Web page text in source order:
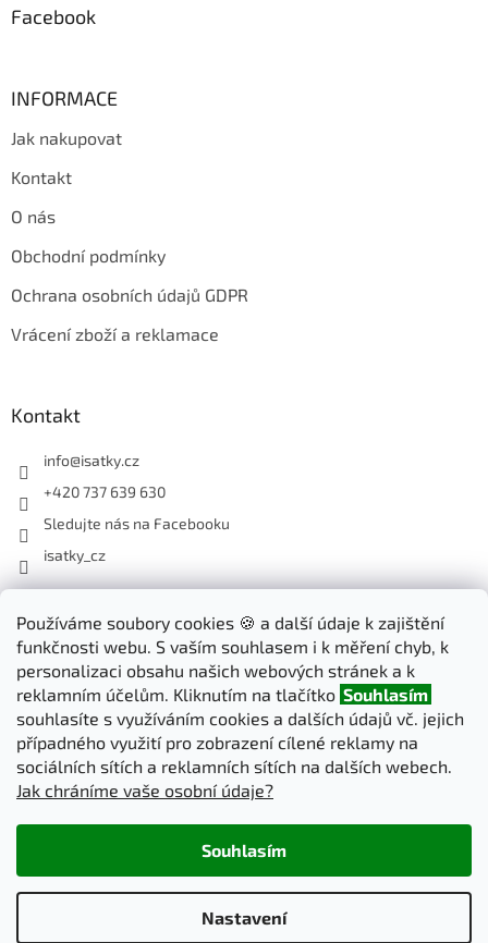
Používáme soubory cookies 🍪 a další údaje k zajištění
funkčnosti webu. S vaším souhlasem i k měření chyb, k
personalizaci obsahu našich webových stránek a k
reklamním účelům. Kliknutím na tlačítko Souhlasím
souhlasíte s využíváním cookies a dalších údajů vč. jejich
případného využití pro zobrazení cílené reklamy na
sociálních sítích a reklamních sítích na dalších webech.
Jak chráníme vaše osobní údaje?
Nastavení
Souhlasím
Facebook
INFORMACE
Jak nakupovat
Kontakt
O nás
Obchodní podmínky
Ochrana osobních údajů GDPR
Vrácení zboží a reklamace
Kontakt
info@isatky.cz
+420 737 639 630
Sledujte nás na Facebooku
isatky_cz
Odebírat newsletter
Vložte svůj e-mail a my vám budeme zasílat informace o nových
produktech na našem e-shopu.
E-mail
PŘIHLÁSIT SE